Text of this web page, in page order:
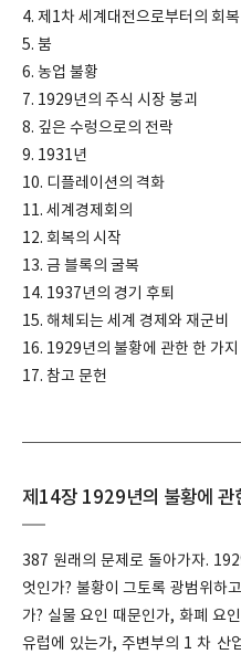
4. 제1차 세계대전으로부터의 회복
5. 붐
6. 농업 불황
7. 1929년의 주식 시장 붕괴
8. 깊은 수렁으로의 전락
9. 1931년
10. 디플레이션의 격화
11. 세계경제회의
12. 회복의 시작
13. 금 블록의 굴복
14. 1937년의 경기 후퇴
15. 해체되는 세계 경제와 재군비
16. 1929년의 불황에 관한 한 가지
17. 참고 문헌
제14장 1929년의 불황에 관
387 원래의 문제로 돌아가자.
엇인가? 불황이 그토록 광범위하
가? 실물 요인 때문인가, 화폐 요
유럽에 있는가, 주변부의 1 차 산